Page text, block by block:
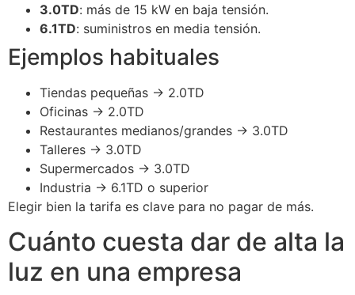
3.0TD: más de 15 kW en baja tensión.
6.1TD: suministros en media tensión.
Ejemplos habituales
Tiendas pequeñas → 2.0TD
Oficinas → 2.0TD
Restaurantes medianos/grandes → 3.0TD
Talleres → 3.0TD
Supermercados → 3.0TD
Industria → 6.1TD o superior
Elegir bien la tarifa es clave para no pagar de más.
Cuánto cuesta dar de alta la
luz en una empresa